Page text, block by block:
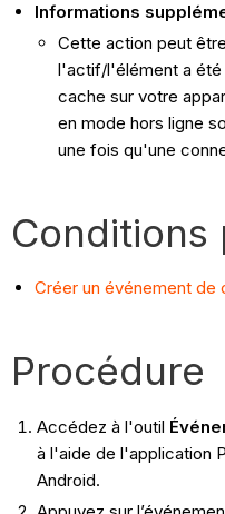
Informations
Cette action peut
l'actif/l'élément a
cache sur votre
en mode hors ligne
une fois qu'une
Conditions
Créer un événement de
Procédure
Accédez à l'outil
à l'aide de l'application
Android.